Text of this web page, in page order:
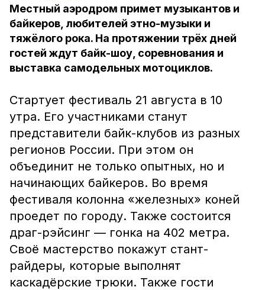
Местный аэродром примет музыкантов и
байкеров, любителей этно-музыки и
тяжёлого рока. На протяжении трёх дней
гостей ждут байк-шоу, соревнования и
выставка самодельных мотоциклов.
Стартует фестиваль 21 августа в 10
утра. Его участниками станут
представители байк-клубов из разных
регионов России. При этом он
объединит не только опытных, но и
начинающих байкеров. Во время
фестиваля колонна «железных» коней
проедет по городу. Также состоится
драг-рэйсинг — гонка на 402 метра.
Своё мастерство покажут стант-
райдеры, которые выполнят
каскадёрские трюки. Также гости